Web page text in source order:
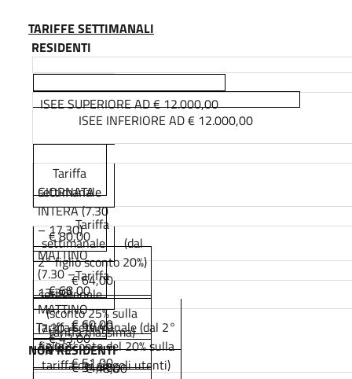
TARIFFE SETTIMANALI
RESIDENTI
ISEE SUPERIORE AD € 12.000,00
ISEE INFERIORE AD € 12.000,00
Tariffa
settimanale
Tariffa
settimanale
(dal
2° figlio sconto 20%)
Tariffa
settimanale
(sconto 25% sulla
tariffa massima)
Tariffa settimanale (dal 2°
figlio sconto del 20% sulla
tariffa dei singoli utenti)
GIORNATA
INTERA (7.30
– 17.30)
€ 80,00
€ 64,00
€ 60,00
€ 48,00
MATTINO
(7.30 –
13.30)
€ 68,00
€ 54,40
€ 51,00
MATTINO
(7.30 –
12.00)
€ 43,00
€ 34,40
NON RESIDENTI